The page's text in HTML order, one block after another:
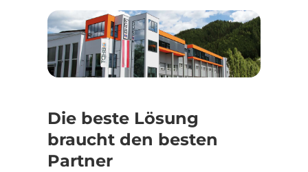
Die beste Lösung
braucht den besten
Partner